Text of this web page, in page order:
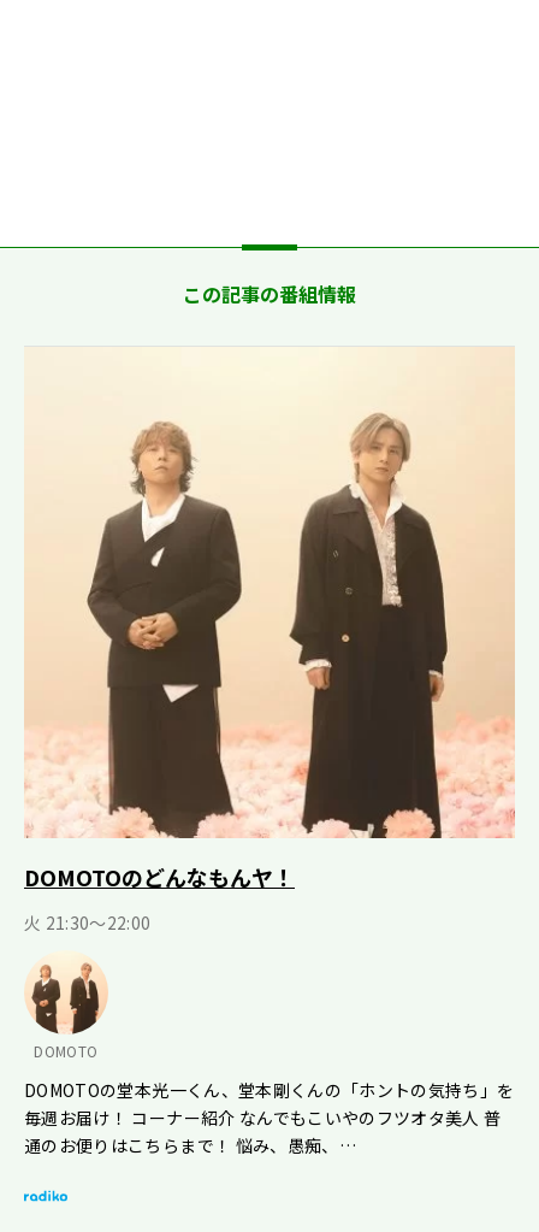
この記事の番組情報
DOMOTOのどんなもんヤ！
火 21:30～22:00
DOMOTO
DOMOTOの堂本光一くん、堂本剛くんの「ホントの気持ち」を
毎週お届け！ コーナー紹介 なんでもこいやのフツオタ美人 普
通のお便りはこちらまで！ 悩み、愚痴、…